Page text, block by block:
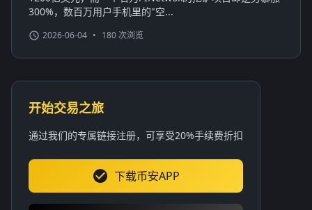
300%，数百万用户手机里的"空...
2026-06-04 • 180 次浏览
开始交易之旅
通过我们的专属链接注册，可享受20%手续费折扣
下载币安APP